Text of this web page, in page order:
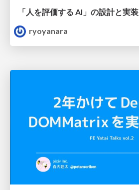
「人を評価する AI」の 設計と実装
ryoyanara